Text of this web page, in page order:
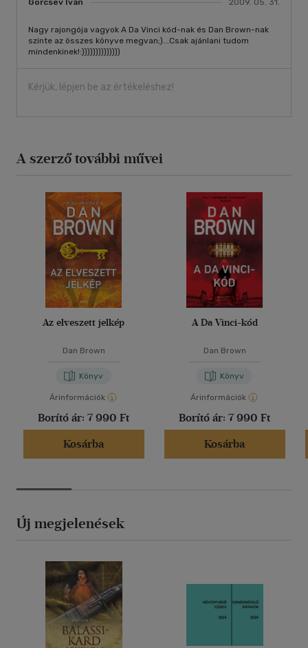
Gorcsev Iván 2009. 05. 31.
Nagy rajongója vagyok A Da Vinci kód-nak és Dan Brown-nak
szinte az összes könyve megvan;)...Csak ajánlani tudom
mindenkinek!:))))))))))))))
Kérjük, lépjen be az értékeléshez!
A szerző további művei
Az elveszett jelkép
Dan Brown
Könyv
Árinformációk
Borító ár: 7 990 Ft
Kosárba
A Da Vinci-kód
Dan Brown
Könyv
Árinformációk
Borító ár: 7 990 Ft
Kosárba
Új megjelenések